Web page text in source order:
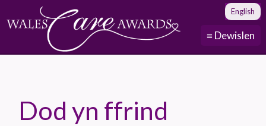
≡ Dewislen
English
Dod yn ffrind